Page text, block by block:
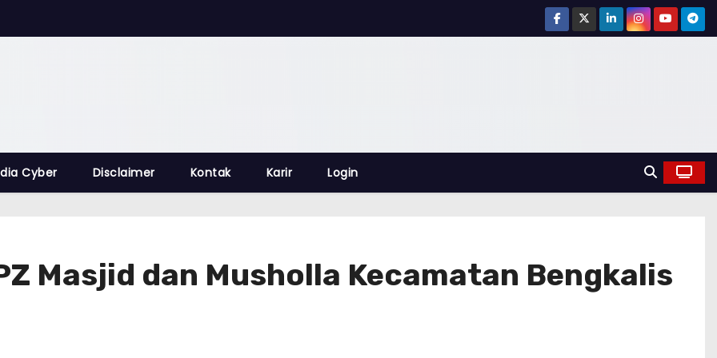
Cyber Disclaimer Kontak Karir Login
Masjid dan Musholla Kecamatan Bengkalis